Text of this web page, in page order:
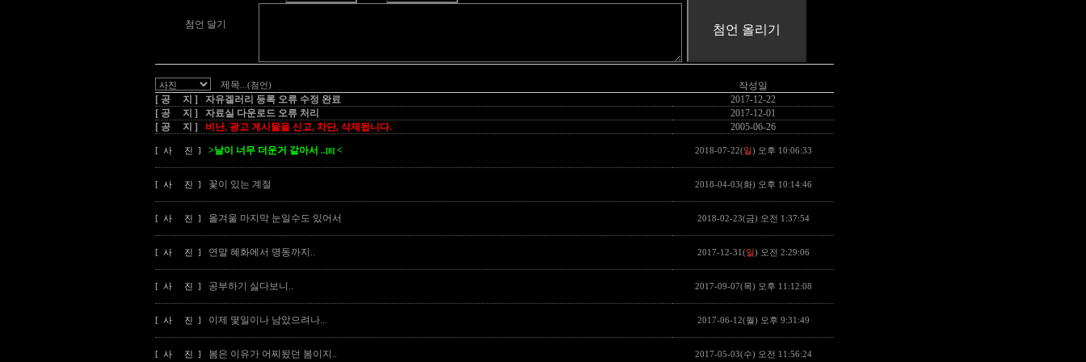
첨언 달기
제목 ...(첨언)
작성일
[ 공 지 ] 자유겔러리 등록 오류 수정 완료
2017-12-22
[ 공 지 ] 자료실 다운로드 오류 처리
2017-12-01
[ 공 지 ] 비난, 광고 게시물을 신고, 차단, 삭제됩니다. 2005-06-26
[ 사 진 ] >날이 너무 더운거 같아서 ..[8] < 2018-07-22(일) 오후 10:06:33
[ 사 진 ] 꽃이 있는 계절 2018-04-03(화) 오후 10:14:46
[ 사 진 ] 올겨울 마지막 눈일수도 있어서 2018-02-23(금) 오전 1:37:54
[ 사 진 ] 연말 혜화에서 명동까지.. 2017-12-31(일) 오전 2:29:06
[ 사 진 ] 공부하기 싫다보니.. 2017-09-07(목) 오후 11:12:08
[ 사 진 ] 이제 몇일이나 남았으려나... 2017-06-12(월) 오후 9:31:49
[ 사 진 ] 봄은 이유가 어찌됬던 봄이지.. 2017-05-03(수) 오전 11:56:24